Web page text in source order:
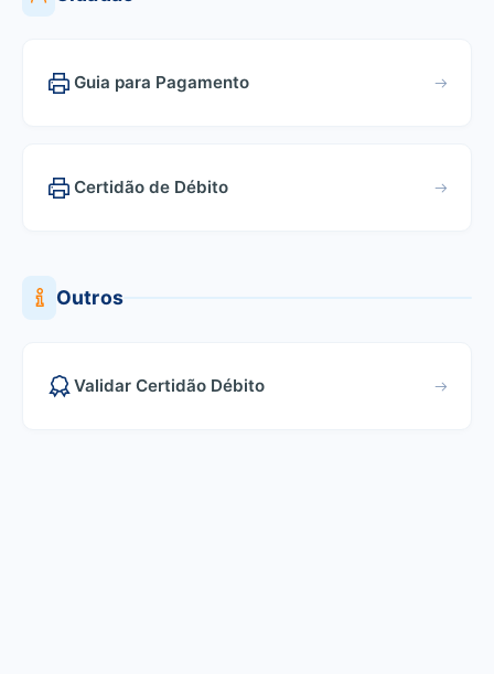
Guia para Pagamento
Certidão de Débito
Outros
Validar Certidão Débito